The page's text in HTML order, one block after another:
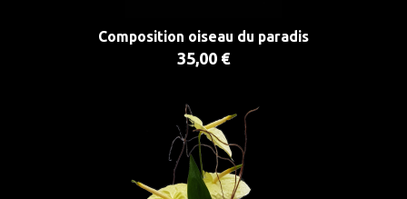
Composition oiseau du paradis
35,00 €